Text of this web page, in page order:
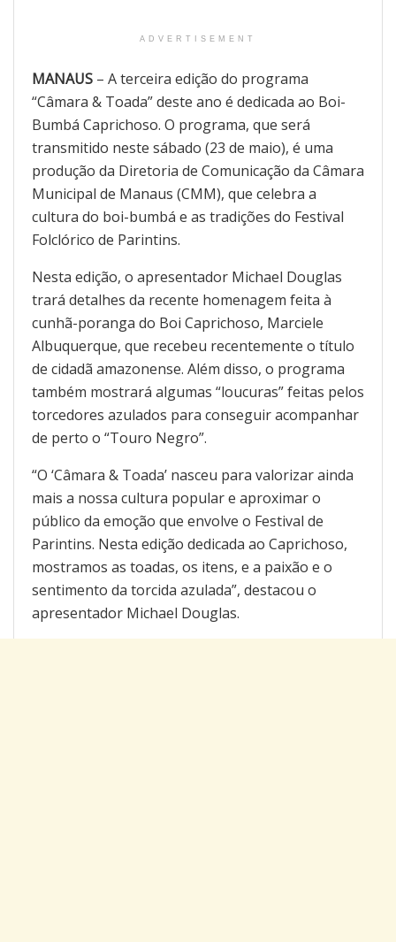
ADVERTISEMENT
MANAUS – A terceira edição do programa
“Câmara & Toada” deste ano é dedicada ao Boi-
Bumbá Caprichoso. O programa, que será
transmitido neste sábado (23 de maio), é uma
produção da Diretoria de Comunicação da Câmara
Municipal de Manaus (CMM), que celebra a
cultura do boi-bumbá e as tradições do Festival
Folclórico de Parintins.
Nesta edição, o apresentador Michael Douglas
trará detalhes da recente homenagem feita à
cunhã-poranga do Boi Caprichoso, Marciele
Albuquerque, que recebeu recentemente o título
de cidadã amazonense. Além disso, o programa
também mostrará algumas “loucuras” feitas pelos
torcedores azulados para conseguir acompanhar
de perto o “Touro Negro”.
“O ‘Câmara & Toada’ nasceu para valorizar ainda
mais a nossa cultura popular e aproximar o
público da emoção que envolve o Festival de
Parintins. Nesta edição dedicada ao Caprichoso,
mostramos as toadas, os itens, e a paixão e o
sentimento da torcida azulada”, destacou o
apresentador Michael Douglas.